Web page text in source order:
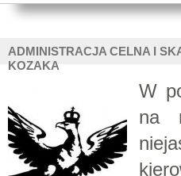
ADMINISTRACJA CELNA I
KOZAKA
W
na